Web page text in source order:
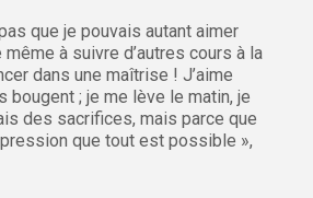
que je pouvais autant aimer
même à suivre d’autres cours à la
dans une maîtrise ! J’aime
bougent ; je me lève le matin, je
des sacrifices, mais parce que
que tout est possible »,